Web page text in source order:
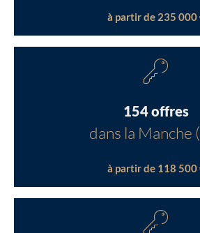
à partir de 235 000
154 offres
dans la Manche
à partir de 118 500